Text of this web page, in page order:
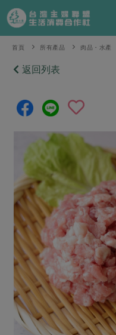
產品分類
當季蔬果
芽苗類
辛香料類
奶蛋豆・五穀
蛋
豆製品
肉品・水產
畜產肉類
水畜加工品
調理食材・點心
食譜料理
食材
麵食
肉食
海鮮
常備菜
蔬食
蛋料理
料理方式
烘焙．點心
特別企畫
預購活動
把最好的台灣味帶回家！
防災用品預購圓滿結束
2026年端午節預購圓滿結
更多預購活動
當季產品
合作25-經典快閃最後一週
合作25-精選產品第四彈
合作25-精選產品第三彈
綠主張
觀點文章
主婦食堂
社內大小事
產品故事
樂齡生活
廚房瑜伽
關注議題
減硝酸鹽
關於合作社
認識合作社
關於我們
合作社組織
員工與求才
產品檢驗
自主把關
重要公告
首頁 所有產品 肉品・水產
返回列表